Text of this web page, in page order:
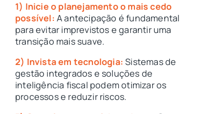
1) Inicie o planejamento o mais cedo
possível: A antecipação é fundamental
para evitar imprevistos e garantir uma
transição mais suave.
2) Invista em tecnologia: Sistemas de
gestão integrados e soluções de
inteligência fiscal podem otimizar os
processos e reduzir riscos.